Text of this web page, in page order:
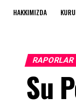
HAKKIMIZDA
RAPORLAR
Su